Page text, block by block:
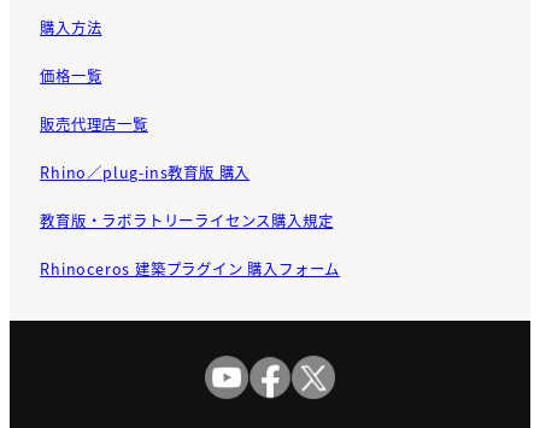
購入方法
価格一覧
販売代理店一覧
Rhino／plug-ins教育版 購入
教育版・ラボラトリーライセンス購入規定
Rhinoceros 建築プラグイン 購入フォーム